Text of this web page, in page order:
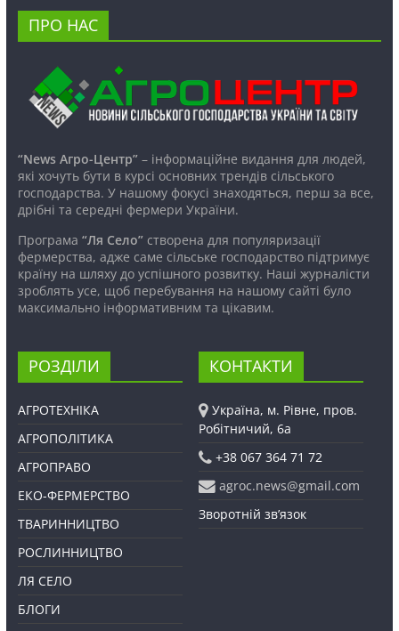
ПРО НАС
“News Агро-Центр”– інформаційне видання для людей,
які хочуть бути в курсі основних трендів сільського
господарства. У нашому фокусі знаходяться, перш за все,
дрібні та середні фермери України.
Програма “Ля Село”створена для популяризації
фермерства, адже саме сільське господарство підтримує
країну на шляху до успішного розвитку. Наші журналісти
зроблять усе, щоб перебування на нашому сайті було
максимально інформативним та цікавим.
РОЗДІЛИ
АГРОТЕХНІКА
АГРОПОЛІТИКА
АГРОПРАВО
ЕКО-ФЕРМЕРСТВО
ТВАРИННИЦТВО
РОСЛИННИЦТВО
ЛЯ СЕЛО
БЛОГИ
КОНТАКТИ
Україна, м. Рівне, пров.
Робітничий, 6а
+38 067 364 71 72
agroc.news@gmail.com
Зворотній зв’язок